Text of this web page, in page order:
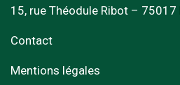
15, rue Théodule Ribot – 75017
Contact
Mentions légales